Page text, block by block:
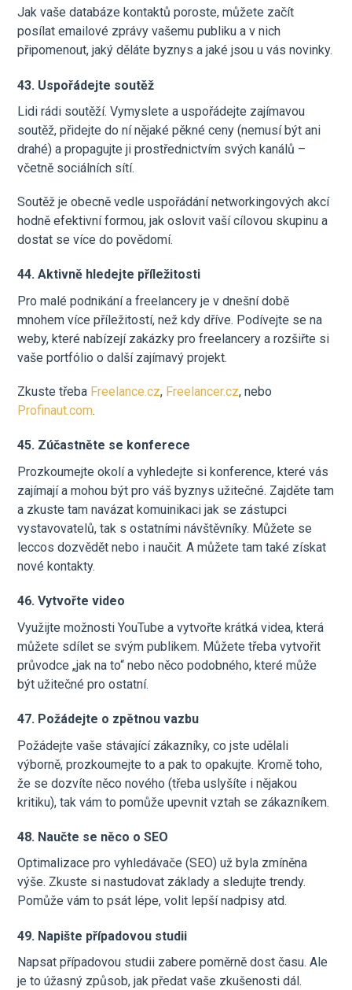
Jak vaše databáze kontaktů poroste, můžete začít
posílat emailové zprávy vašemu publiku a v nich
připomenout, jaký děláte byznys a jaké jsou u vás novinky.
43. Uspořádejte soutěž
Lidi rádi soutěží. Vymyslete a uspořádejte zajímavou
soutěž, přidejte do ní nějaké pěkné ceny (nemusí být ani
drahé) a propagujte ji prostřednictvím svých kanálů –
včetně sociálních sítí.
Soutěž je obecně vedle uspořádání networkingových akcí
hodně efektivní formou, jak oslovit vaší cílovou skupinu a
dostat se více do povědomí.
44. Aktivně hledejte příležitosti
Pro malé podnikání a freelancery je v dnešní době
mnohem více příležitostí, než kdy dříve. Podívejte se na
weby, které nabízejí zakázky pro freelancery a rozšiřte si
vaše portfólio o další zajímavý projekt.
Zkuste třeba Freelance.cz, Freelancer.cz, nebo
Profinaut.com.
45. Zúčastněte se konferece
Prozkoumejte okolí a vyhledejte si konference, které vás
zajímají a mohou být pro váš byznys užitečné. Zajděte tam
a zkuste tam navázat komuinikaci jak se zástupci
vystavovatelů, tak s ostatními návštěvníky. Můžete se
leccos dozvědět nebo i naučit. A můžete tam také získat
nové kontakty.
46. Vytvořte video
Využijte možnosti YouTube a vytvořte krátká videa, která
můžete sdílet se svým publikem. Můžete třeba vytvořit
průvodce „jak na to“ nebo něco podobného, které může
být užitečné pro ostatní.
47. Požádejte o zpětnou vazbu
Požádejte vaše stávající zákazníky, co jste udělali
výborně, prozkoumejte to a pak to opakujte. Kromě toho,
že se dozvíte něco nového (třeba uslyšíte i nějakou
kritiku), tak vám to pomůže upevnit vztah se zákazníkem.
48. Naučte se něco o SEO
Optimalizace pro vyhledávače (SEO) už byla zmíněna
výše. Zkuste si nastudovat základy a sledujte trendy.
Pomůže vám to psát lépe, volit lepší nadpisy atd.
49. Napište případovou studii
Napsat případovou studii zabere poměrně dost času. Ale
je to úžasný způsob, jak předat vaše zkušenosti dál.